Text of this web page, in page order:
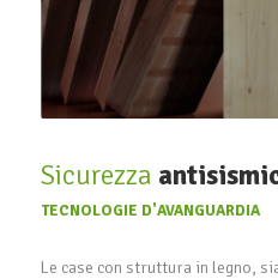
Sicurezza
TECNOLOGIE D'AVANGUARDIA
Le case con struttura in legno,